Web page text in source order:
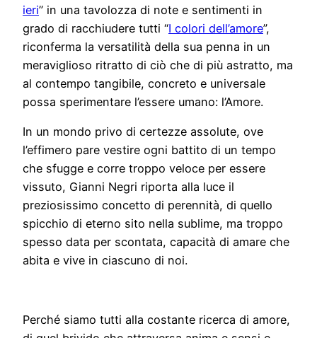
ieri” in una tavolozza di note e sentimenti in
grado di racchiudere tutti “I colori dell’amore”,
riconferma la versatilità della sua penna in un
meraviglioso ritratto di ciò che di più astratto, ma
al contempo tangibile, concreto e universale
possa sperimentare l’essere umano: l’Amore.
In un mondo privo di certezze assolute, ove
l’effimero pare vestire ogni battito di un tempo
che sfugge e corre troppo veloce per essere
vissuto, Gianni Negri riporta alla luce il
preziosissimo concetto di perennità, di quello
spicchio di eterno sito nella sublime, ma troppo
spesso data per scontata, capacità di amare che
abita e vive in ciascuno di noi.
Perché siamo tutti alla costante ricerca di amore,